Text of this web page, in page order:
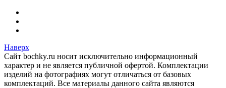
Наверх
Сайт bochky.ru носит исключительно информационный
характер и не является публичной офертой. Комплектации
изделий на фотографиях могут отличаться от базовых
комплектаций. Все материалы данного сайта являются